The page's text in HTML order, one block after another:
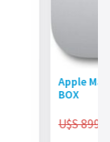
Apple Mac
BOX
U$S